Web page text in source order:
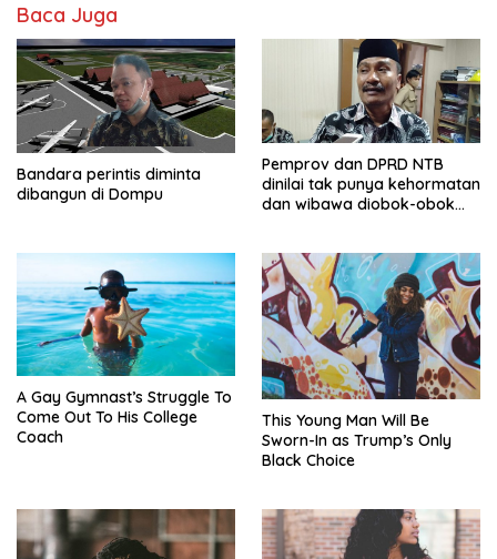
Baca Juga
Bandara perintis diminta
dibangun di Dompu
Pemprov dan DPRD NTB
dinilai tak punya kehormatan
dan wibawa diobok-obok
A Gay Gymnast’s Struggle To
Come Out To His College
Coach
This Young Man Will Be
Sworn-In as Trump’s Only
Black Choice